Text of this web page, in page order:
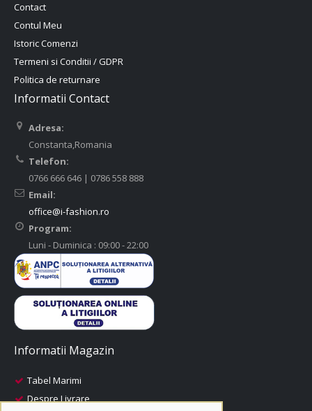
Contact
Contul Meu
Istoric Comenzi
Termeni si Conditii / GDPR
Politica de returnare
Informatii Contact
Adresa:
Constanta,Romania
Telefon:
0766 666 646 | 0786 558 888
Email:
office@i-fashion.ro
Program:
Luni - Duminica : 09:00 - 22:00
Informatii Magazin
Tabel Marimi
Despre Livrare